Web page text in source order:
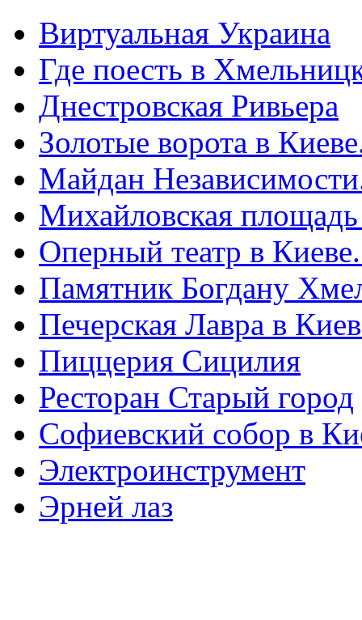
Виртуальная Украина
Где поесть в
Днестровская Ривьера
Золотые ворота в
Майдан
Михайловская
Оперный театр в
Памятник Богдану
Печерская Лавра в
Пиццерия Сицилия
Ресторан Старый город
Софиевский собор в
Электроинструмент
Эрней лаз